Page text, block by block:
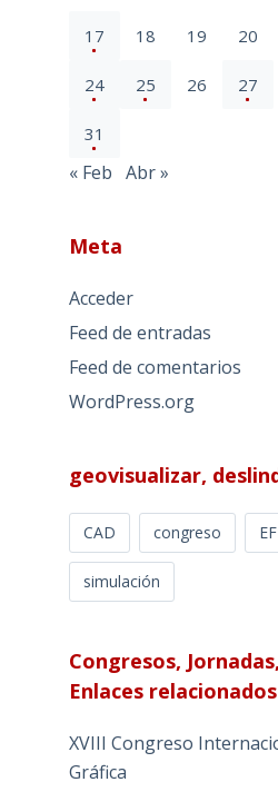
17 18 19 20
24 25 26 27
31
« Feb Abr »
Meta
Acceder
Feed de entradas
Feed de comentarios
WordPress.org
geovisualizar,
CAD congreso
simulación
Congresos,
Enlaces relacionados
XVIII Congreso
Gráfica